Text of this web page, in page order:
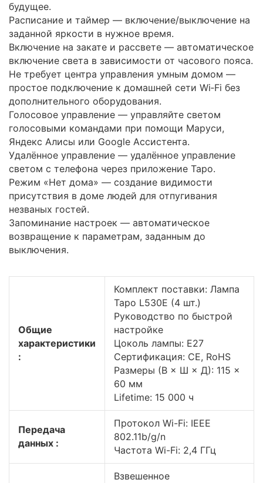
будущее.
Расписание и таймер — включение/выключение на
заданной яркости в нужное время.
Включение на закате и рассвете — автоматическое
включение света в зависимости от часового пояса.
Не требует центра управления умным домом —
простое подключение к домашней сети Wi‑Fi без
дополнительного оборудования.
Голосовое управление — управляйте светом
голосовыми командами при помощи Маруси,
Яндекс Алисы или Google Ассистента.
Удалённое управление — удалённое управление
светом с телефона через приложение Tapo.
Режим «Нет дома» — создание видимости
присутствия в доме людей для отпугивания
незваных гостей.
Запоминание настроек — автоматическое
возвращение к параметрам, заданным до
выключения.
Общие
характеристики
:
Комплект поставки: Лампа
Tapo L530E (4 шт.)
Руководство по быстрой
настройке
Цоколь лампы: E27
Сертификация: CE, RoHS
Размеры (В × Ш × Д): 115 ×
60 мм
Lifetime: 15 000 ч
Передача
данных :
Протокол Wi-Fi: IEEE
802.11b/g/n
Частота Wi-Fi: 2,4 ГГц
Взвешенное